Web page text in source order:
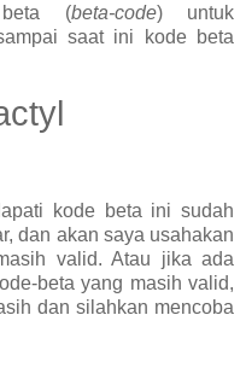
beta (beta-code) untuk
saat ini kode beta
kode beta ini sudah
dan akan saya usahakan
valid. Atau jika ada
beta yang masih valid,
dan silahkan mencoba